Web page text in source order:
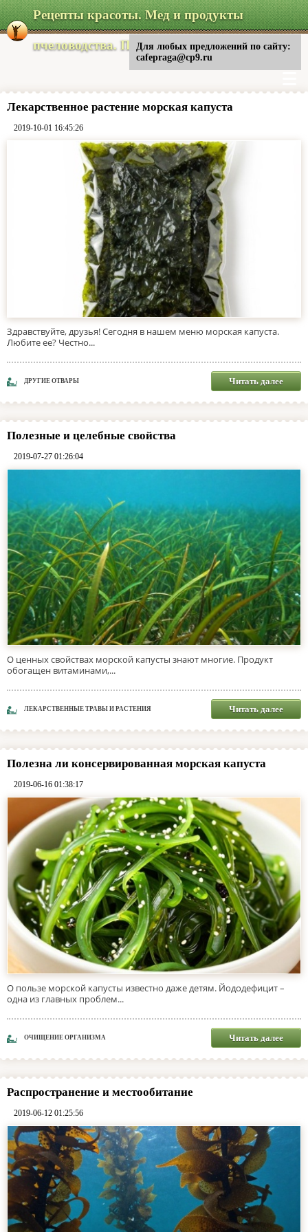
Рецепты красоты. Мед и продукты
пчеловодства. Питание
Лекарственное растение морская капуста
2019-10-01 16:45:26
Здравствуйте, друзья! Сегодня в нашем меню морская капуста.
Любите ее? Честно...
ДРУГИЕ ОТВАРЫ Читать далее
Полезные и целебные свойства
2019-07-27 01:26:04
О ценных свойствах морской капусты знают многие. Продукт
обогащен витаминами,...
ЛЕКАРСТВЕННЫЕ ТРАВЫ И РАСТЕНИЯ Читать далее
Полезна ли консервированная морская капуста
2019-06-16 01:38:17
О пользе морской капусты известно даже детям. Йододефицит –
одна из главных проблем...
ОЧИЩЕНИЕ ОРГАНИЗМА Читать далее
Распространение и местообитание
2019-06-12 01:25:56
Для любых предложений по сайту:
cafepraga@cp9.ru